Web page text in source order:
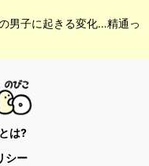
男子に起きる変化…精通っ
は?
シー